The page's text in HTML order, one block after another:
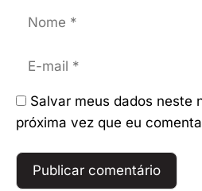
Nome
E-
mail
Salvar meus dados neste
próxima vez que eu